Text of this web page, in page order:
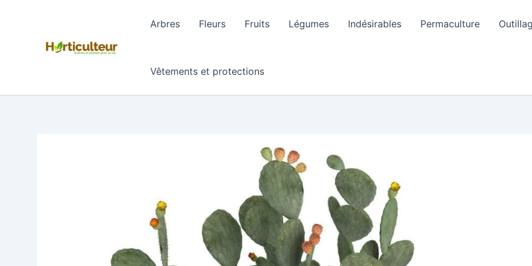
Arbres Fleurs Fruits Légumes Indésirables Permaculture
Vêtements et protections